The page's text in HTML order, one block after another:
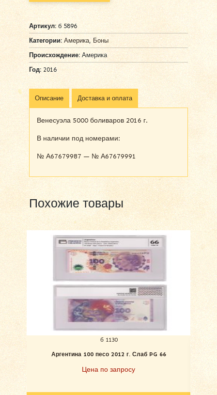
Артикул:б 5896
Категории: Америка,Боны
Происхождение: Америка
Год:2016
Описание Доставка и оплата
Венесуэла 5000 боливаров 2016 г.
В наличии под номерами:
№ А67679987 — № А67679991
Похожие товары
б 1130
Аргентина 100 песо 2012 г. Слаб PG 66
Цена по запросу